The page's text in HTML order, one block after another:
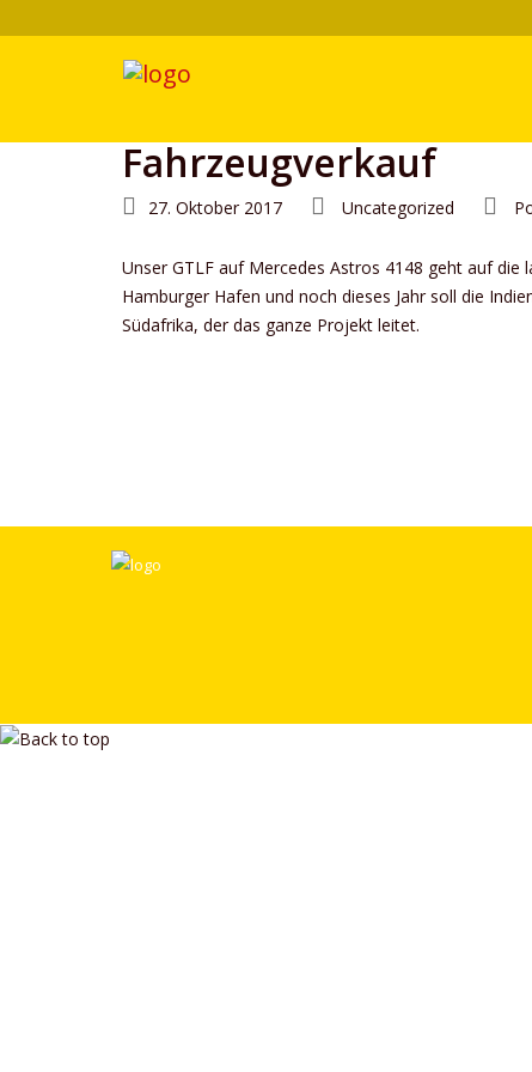
Fahrzeugverkauf
27. Oktober 2017 Uncategorized
Unser GTLF auf Mercedes Astros 4148 geht auf
Hamburger Hafen und noch dieses Jahr soll die
Südafrika, der das ganze Projekt leitet.